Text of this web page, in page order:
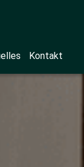
Kontakt